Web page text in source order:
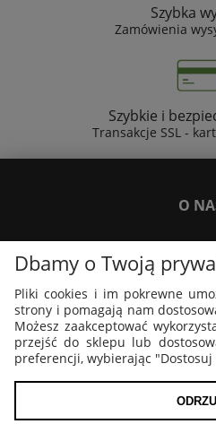
Szybka
Zamówienia
Szybkie i
Transakcje SSL -
O
PŁATNOŚCI I
PLAKATY I
MOJE
Dbamy o Twoją
Pliki cookies i im pokrewne
strony i pomagają nam
Możesz zaakceptować
przejść do sklepu lub
preferencji, wybierając "Dostosuj